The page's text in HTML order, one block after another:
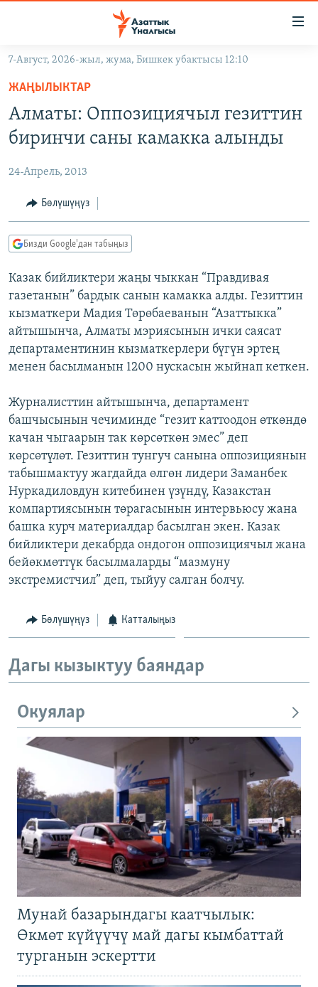
Навигацияга
өтүңүз
Издөөгө
салыңыз
ЭКОНОМИКА
МАДАНИЯТ
ДҮЙНӨ
БОРБОР АЗИЯ
УКРАИНА
АТАЙЫН ИЛИКТӨӨ
ТВ ПРОГРАММАЛАР
ЭКСПЕРТТЕР ТАЛДАЙТ
БИЗ ЖАНА ДҮЙНӨ
ЭЖЕ-СИҢДИЛЕР
АЗАТТЫК+
ӨЗГӨЧӨ ПИКИР
Русский
ОНЛАЙН ШЕРИНЕ
ЭЕ/АРнун бардык сайттары
7-Август, 2026-жыл, жума, Бишкек убактысы 12:10
ЖАҢЫЛЫКТАР
Алматы: Оппозициячыл гезиттин
биринчи саны камакка алынды
24-Апрель, 2013
Бөлүшүңүз
Бизди Google'дан табыңыз
Казак бийликтери жаңы чыккан “Правдивая
газетанын” бардык санын камакка алды. Гезиттин
кызматкери Мадия Төрөбаеванын “Азаттыкка”
айтышынча, Алматы мэриясынын ички саясат
департаментинин кызматкерлери бүгүн эртең
менен басылманын 1200 нускасын жыйнап кеткен.
Журналисттин айтышынча, департамент
башчысынын чечиминде “гезит каттоодон өткөндө
качан чыгаарын так көрсөткөн эмес” деп
көрсөтүлөт. Гезиттин тунгуч санына оппозициянын
табышмактуу жагдайда өлгөн лидери Заманбек
Нуркадиловдун китебинен үзүндү, Казакстан
компартиясынын төрагасынын интервьюсу жана
башка курч материалдар басылган экен. Казак
бийликтери декабрда ондогон оппозициячыл жана
бейөкмөттүк басылмаларды “мазмуну
экстремистчил” деп, тыйуу салган болчу.
Бөлүшүңүз Катталыңыз
Дагы кызыктуу баяндар
Окуялар
Мунай базарындагы каатчылык:
Өкмөт күйүүчү май дагы кымбаттай
турганын эскертти